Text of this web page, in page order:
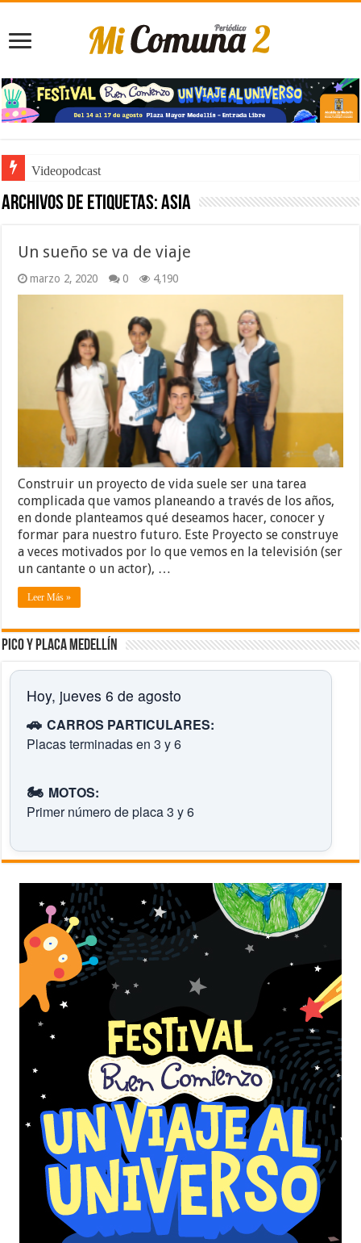
Videopodcast
Archivos de etiquetas:Asia
Un sueño se va de viaje
marzo 2, 2020 0 4,190
Construir un proyecto de vida suele ser una tarea
complicada que vamos planeando a través de los años,
en donde planteamos qué deseamos hacer, conocer y
formar para nuestro futuro. Este Proyecto se construye
a veces motivados por lo que vemos en la televisión (ser
un cantante o un actor), …
Leer Más »
Pico y placa Medellín
Hoy, jueves 6 de agosto
🚗 CARROS PARTICULARES:
Placas terminadas en 3 y 6
🏍️ MOTOS:
Primer número de placa 3 y 6